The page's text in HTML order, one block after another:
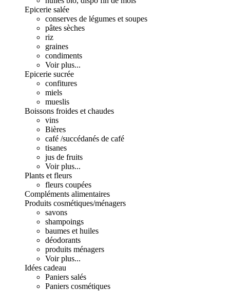
Epicerie salée
conserves de légumes et soupes
pâtes sèches
riz
graines
condiments
Voir plus...
Epicerie sucrée
confitures
miels
mueslis
Boissons froides et chaudes
vins
Bières
café /succédanés de café
tisanes
jus de fruits
Voir plus...
Plants et fleurs
fleurs coupées
Compléments alimentaires
Produits cosmétiques/ménagers
savons
shampoings
baumes et huiles
déodorants
produits ménagers
Voir plus...
Idées cadeau
Paniers salés
Paniers cosmétiques